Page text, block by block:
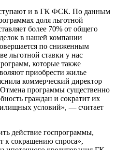
и в ГК ФСК. По данным
доля льготной
более 70% от общего
в нашей компании
по сниженным
льготной ставки у нас
которые также
приобрести жилье
коммерческий директор
программы существенно
граждан и сократит их
условий», — считает
действие госпрограммы,
к сокращению спроса», —